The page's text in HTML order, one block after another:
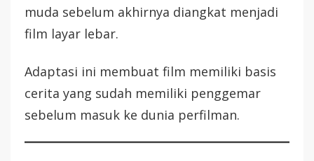
muda sebelum akhirnya diangkat menjadi
film layar lebar.
Adaptasi ini membuat film memiliki basis
cerita yang sudah memiliki penggemar
sebelum masuk ke dunia perfilman.